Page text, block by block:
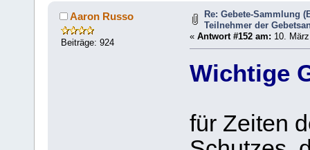
Aaron Russo
Beiträge: 924
Re: Gebete-Sammlung
Teilnehmer der
« Antwort #152 am: 10.
Wichtige
für Zeiten